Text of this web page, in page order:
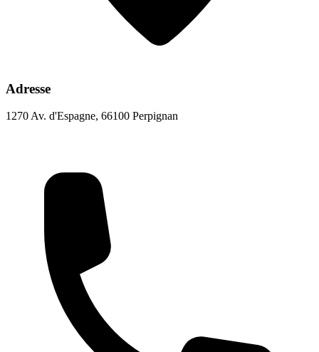
Adresse
1270 Av. d'Espagne, 66100 Perpignan